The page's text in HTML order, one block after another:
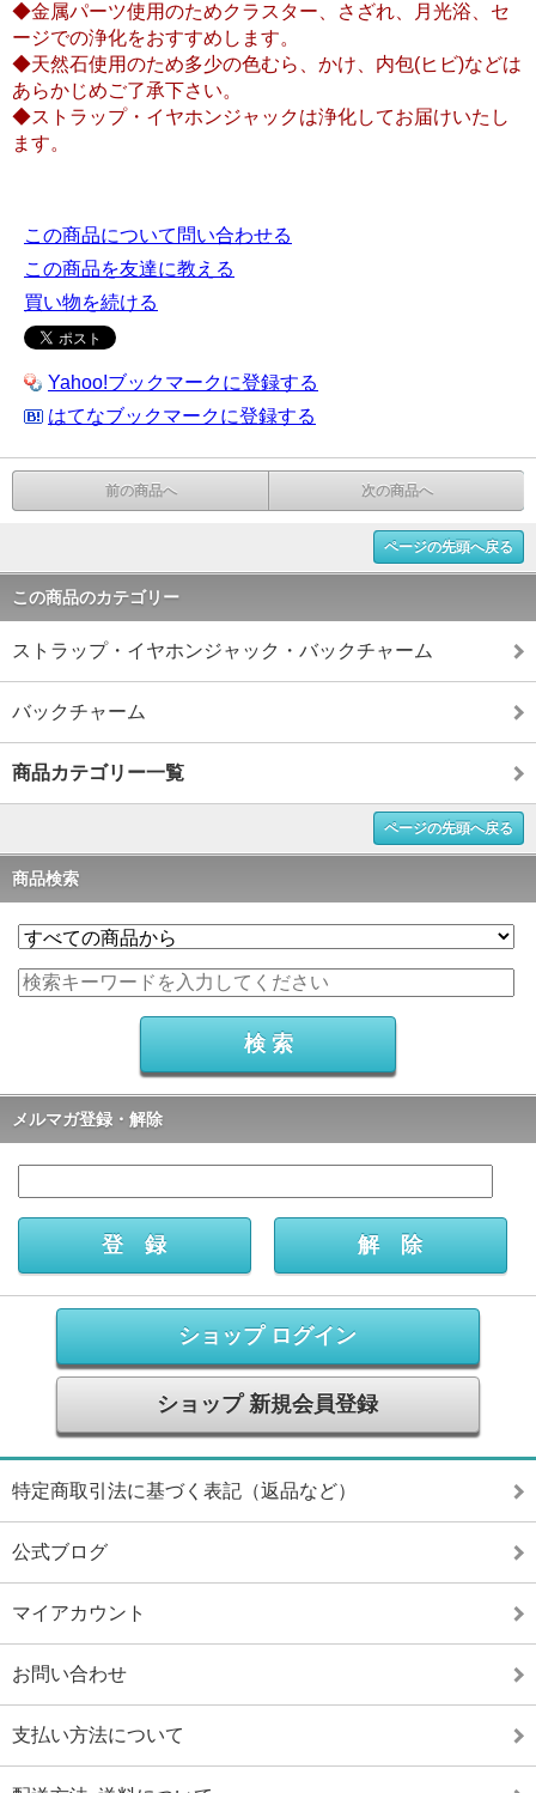
◆金属パーツ使用のためクラスター、さざれ、月光浴、セ
ージでの浄化をおすすめします。
◆天然石使用のため多少の色むら、かけ、内包(ヒビ)などは
あらかじめご了承下さい。
◆ストラップ・イヤホンジャックは浄化してお届けいたし
ます。
この商品について問い合わせる
この商品を友達に教える
買い物を続ける
Yahoo!ブックマークに登録する
はてなブックマークに登録する
前の商品へ 次の商品へ
ページの先頭へ戻る
この商品のカテゴリー
ストラップ・イヤホンジャック・バックチャーム
バックチャーム
商品カテゴリー一覧
ページの先頭へ戻る
商品検索
メルマガ登録・解除
ショップ ログイン
ショップ 新規会員登録
特定商取引法に基づく表記（返品など）
公式ブログ
マイアカウント
お問い合わせ
支払い方法について